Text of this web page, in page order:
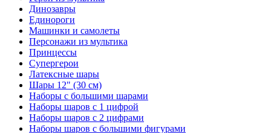
Динозавры
Единороги
Машинки и самолеты
Персонажи из мультика
Принцессы
Супергерои
Латексные шары
Шары 12" (30 см)
Наборы с большими шарами
Наборы шаров с 1 цифрой
Наборы шаров с 2 цифрами
Наборы шаров с большими фигурами